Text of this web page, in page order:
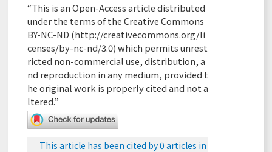
“This is an Open-Access article distributed
under the terms of the Creative Commons
BY-NC-ND (http://creativecommons.org/li
censes/by-nc-nd/3.0) which permits unrest
ricted non-commercial use, distribution, a
nd reproduction in any medium, provided t
he original work is properly cited and not a
ltered.”
This article has been cited by 0 articles in